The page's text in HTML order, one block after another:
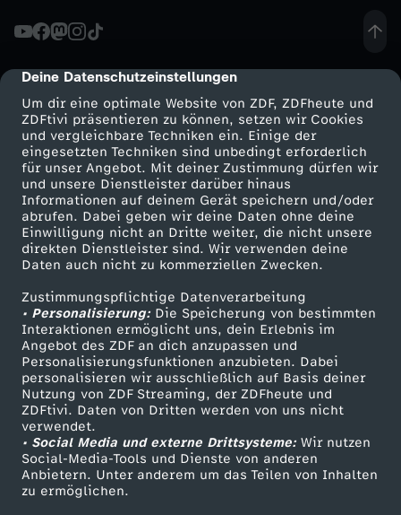
cmp-dialog-description
Deine Datenschutzeinstellungen
Um dir eine optimale Website von ZDF, ZDFheute und
ZDFtivi präsentieren zu können, setzen wir Cookies
und vergleichbare Techniken ein. Einige der
eingesetzten Techniken sind unbedingt erforderlich
für unser Angebot. Mit deiner Zustimmung dürfen wir
und unsere Dienstleister darüber hinaus
Informationen auf deinem Gerät speichern und/oder
abrufen. Dabei geben wir deine Daten ohne deine
Einwilligung nicht an Dritte weiter, die nicht unsere
direkten Dienstleister sind. Wir verwenden deine
Daten auch nicht zu kommerziellen Zwecken.
Zustimmungspflichtige Datenverarbeitung
• Personalisierung:Die Speicherung von bestimmten
Interaktionen ermöglicht uns, dein Erlebnis im
Angebot des ZDF an dich anzupassen und
Personalisierungsfunktionen anzubieten. Dabei
personalisieren wir ausschließlich auf Basis deiner
Nutzung von ZDF Streaming, der ZDFheute und
ZDFtivi. Daten von Dritten werden von uns nicht
verwendet.
• Social Media und externe Drittsysteme:Wir nutzen
Social-Media-Tools und Dienste von anderen
Anbietern. Unter anderem um das Teilen von Inhalten
zu ermöglichen.
e
l
g
i
e
n
g
e
g
e
n
Mehr ZDF
ZDF-Apps
Smart TV
ZDFtext
Livestreams
Sendungen A-Z
TV-Programm
Service
ZDFmitreden
Kontakt zum ZDF
Tickets
Zuschauerservice
Hilfe
ZDF Unternehmen
Karriere